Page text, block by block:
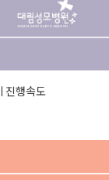
진행속도